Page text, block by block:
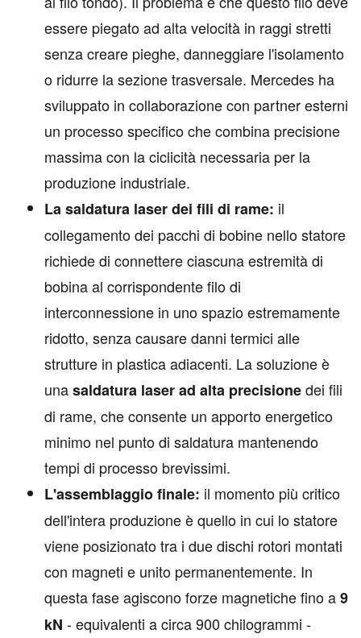
essere piegato ad alta velocità in raggi stretti
senza creare pieghe, danneggiare l'isolamento
o ridurre la sezione trasversale. Mercedes ha
sviluppato in collaborazione con partner esterni
un processo specifico che combina precisione
massima con la ciclicità necessaria per la
produzione industriale.
La saldatura laser dei fili di rame: il
collegamento dei pacchi di bobine nello statore
richiede di connettere ciascuna estremità di
bobina al corrispondente filo di
interconnessione in uno spazio estremamente
ridotto, senza causare danni termici alle
strutture in plastica adiacenti. La soluzione è
unasaldatura laser ad alta precisionedei fili
di rame, che consente un apporto energetico
minimo nel punto di saldatura mantenendo
tempi di processo brevissimi.
L'assemblaggio finale: il momento più critico
dell'intera produzione è quello in cui lo statore
viene posizionato tra i due dischi rotori montati
con magneti e unito permanentemente. In
questa fase agiscono forze magnetiche fino a9
kN - equivalenti a circa 900 chilogrammi -